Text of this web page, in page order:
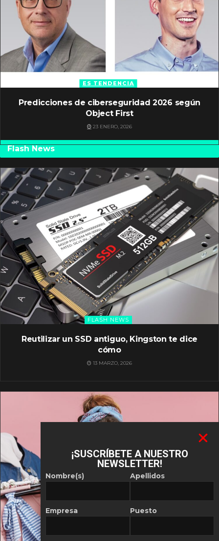
ES TENDENCIA
Predicciones de ciberseguridad 2026 según
Object First
23 ENERO, 2026
Flash News
FLASH NEWS
Reutilizar un SSD antiguo, Kingston te dice
cómo
13 MARZO, 2026
¡SUSCRÍBETE A NUESTRO
NEWSLETTER!
Nombre(s)
Empresa
Apellidos
Puesto